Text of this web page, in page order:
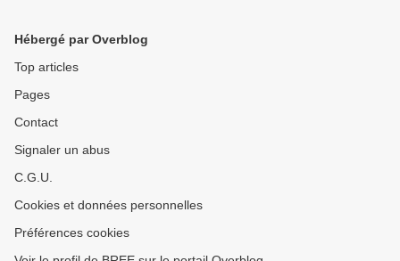
Hébergé par Overblog
Top articles
Pages
Contact
Signaler un abus
C.G.U.
Cookies et données personnelles
Préférences cookies